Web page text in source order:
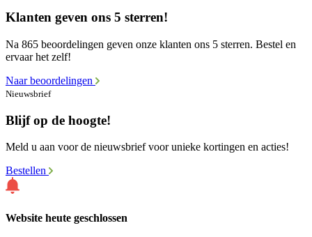
Klanten geven ons 5 sterren!
Na 865 beoordelingen geven onze klanten ons 5 sterren. Bestel en
ervaar het zelf!
Naar beoordelingen
Nieuwsbrief
Blijf op de hoogte!
Meld u aan voor de nieuwsbrief voor unieke kortingen en acties!
Bestellen
Website heute geschlossen